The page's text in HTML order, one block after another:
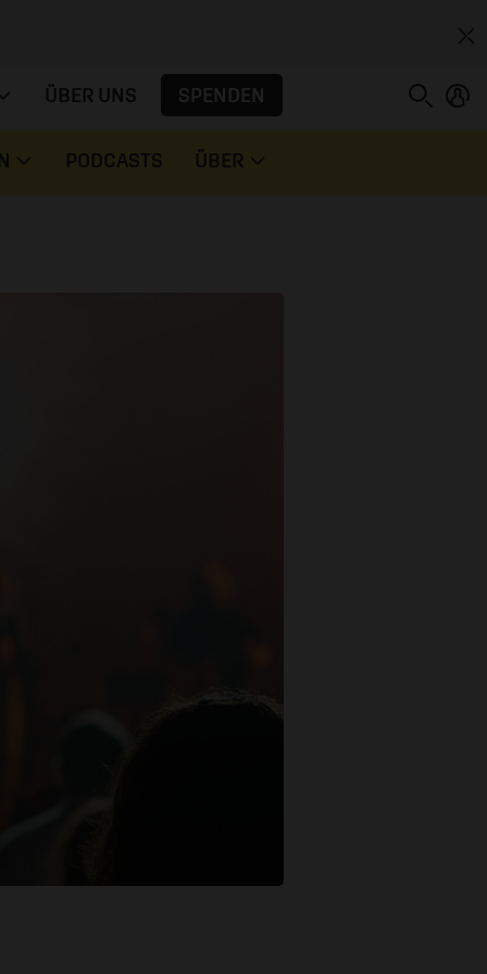
ÜBER UNS SPENDEN
PODCASTS ÜBER